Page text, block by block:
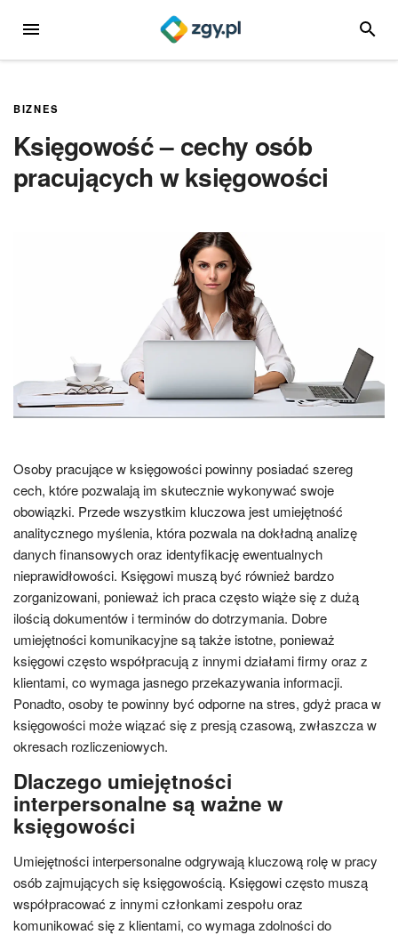
MENU
BIZNES
Księgowość – cechy osób
pracujących w księgowości
Osoby pracujące w księgowości powinny posiadać szereg
cech, które pozwalają im skutecznie wykonywać swoje
obowiązki. Przede wszystkim kluczowa jest umiejętność
analitycznego myślenia, która pozwala na dokładną analizę
danych finansowych oraz identyfikację ewentualnych
nieprawidłowości. Księgowi muszą być również bardzo
zorganizowani, ponieważ ich praca często wiąże się z dużą
ilością dokumentów i terminów do dotrzymania. Dobre
umiejętności komunikacyjne są także istotne, ponieważ
księgowi często współpracują z innymi działami firmy oraz z
klientami, co wymaga jasnego przekazywania informacji.
Ponadto, osoby te powinny być odporne na stres, gdyż praca w
księgowości może wiązać się z presją czasową, zwłaszcza w
okresach rozliczeniowych.
Dlaczego umiejętności
interpersonalne są ważne w
księgowości
Umiejętności interpersonalne odgrywają kluczową rolę w pracy
osób zajmujących się księgowością. Księgowi często muszą
współpracować z innymi członkami zespołu oraz
komunikować się z klientami, co wymaga zdolności do